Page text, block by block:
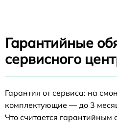
Гарантийные
сервисного
Гарантия от сервиса: на
комплектующие — до 3
Что считается гарантийным